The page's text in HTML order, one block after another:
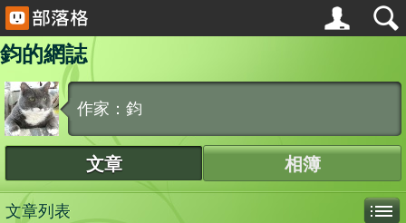
鈞的網誌
作家：鈞
文章 相簿
文章列表